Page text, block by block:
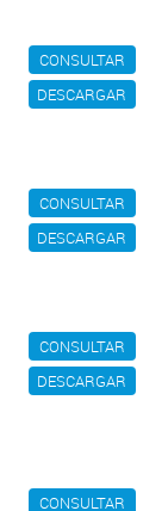
CONSULTAR
DESCARGAR
CONSULTAR
DESCARGAR
CONSULTAR
DESCARGAR
CONSULTAR